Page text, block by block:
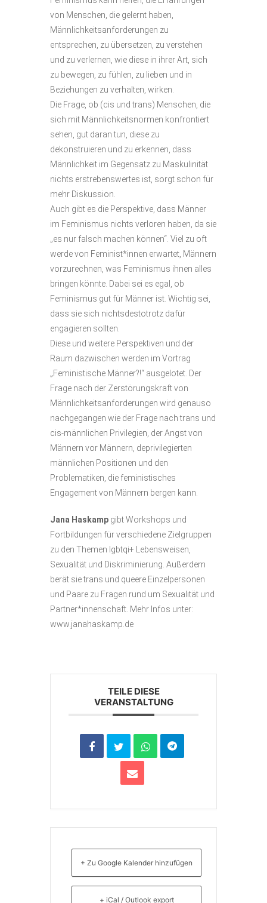
von Menschen, die gelernt haben,
Männlichkeitsanforderungen zu
entsprechen, zu übersetzen, zu verstehen
und zu verlernen, wie diese in ihrer Art, sich
zu bewegen, zu fühlen, zu lieben und in
Beziehungen zu verhalten, wirken.
Die Frage, ob (cis und trans) Menschen, die
sich mit Männlichkeitsnormen konfrontiert
sehen, gut daran tun, diese zu
dekonstruieren und zu erkennen, dass
Männlichkeit im Gegensatz zu Maskulinität
nichts erstrebenswertes ist, sorgt schon für
mehr Diskussion.
Auch gibt es die Perspektive, dass Männer
im Feminismus nichts verloren haben, da sie
„es nur falsch machen können“. Viel zu oft
werde von Feminist*innen erwartet, Männern
vorzurechnen, was Feminismus ihnen alles
bringen könnte. Dabei sei es egal, ob
Feminismus gut für Männer ist. Wichtig sei,
dass sie sich nichtsdestotrotz dafür
engagieren sollten.
Diese und weitere Perspektiven und der
Raum dazwischen werden im Vortrag
„Feministische Männer?!“ ausgelotet. Der
Frage nach der Zerstörungskraft von
Männlichkeitsanforderungen wird genauso
nachgegangen wie der Frage nach trans und
cis-männlichen Privilegien, der Angst von
Männern vor Männern, deprivilegierten
männlichen Positionen und den
Problematiken, die feministisches
Engagement von Männern bergen kann.
Jana Haskamp gibt Workshops und
Fortbildungen für verschiedene Zielgruppen
zu den Themen lgbtqi+ Lebensweisen,
Sexualität und Diskriminierung. Außerdem
berät sie trans und queere Einzelpersonen
und Paare zu Fragen rund um Sexualität und
Partner*innenschaft. Mehr Infos unter:
www.janahaskamp.de
TEILE DIESE
VERANSTALTUNG
+ Zu Google Kalender hinzufügen
+ iCal / Outlook export